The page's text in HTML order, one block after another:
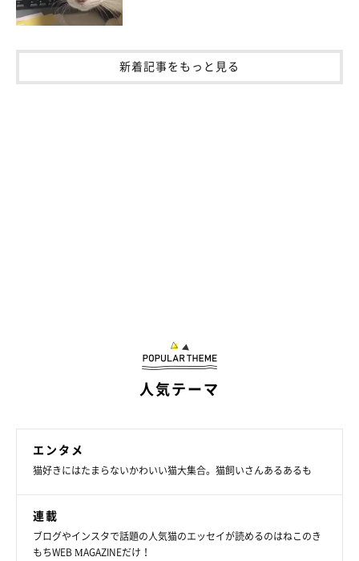
えてくることが多く、毎朝とんでもなく早い時間に起こしてくれ
ます。
えん坊になります。いつも、妻のひざや肩に飛び乗り、ラブラブ
を見せつけてきます」
新着記事をもっと見る
人気テーマ
エンタメ
猫好きにはたまらないかわいい猫大集合。猫飼いさんあるあるも
連載
ブログやインスタで話題の人気猫のエッセイが読めるのはねこのき
もちWEB MAGAZINEだけ！